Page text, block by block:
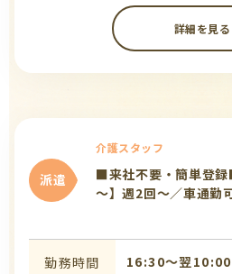
詳細を見る
派遣
介護スタッフ
■来社不要・簡単登
～】週2回～／車通勤
勤務時間 16:30〜翌